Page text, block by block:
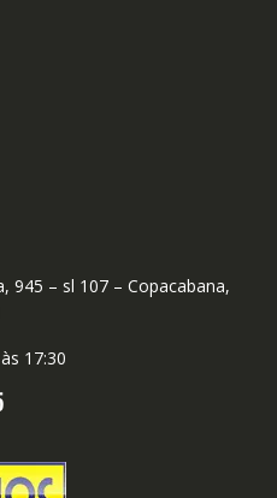
945 – sl 107 – Copacabana,
17:30